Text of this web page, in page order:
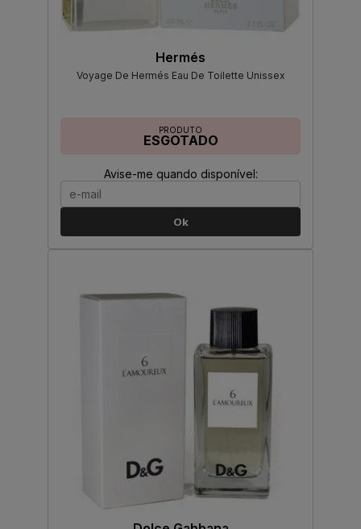
Hermés
Voyage De Hermés Eau De Toilette Unissex
PRODUTO
ESGOTADO
Avise-me quando disponível:
Ok